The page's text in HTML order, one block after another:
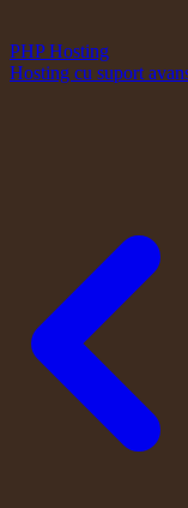
PHP Hosting
Hosting cu suport